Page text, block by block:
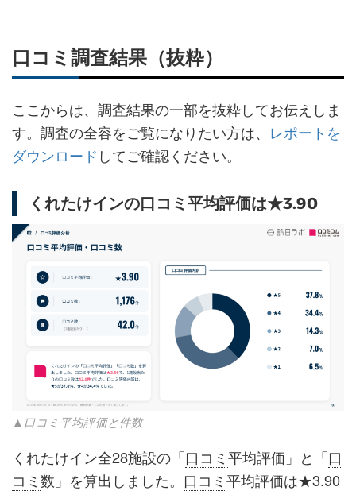
口コミ調査結果（抜粋）
ここからは、調査結果の一部を抜粋してお伝えしま
す。調査の全容をご覧になりたい方は、 レポートを
ダウンロード してご確認ください。
くれたけインの口コミ平均評価は★3.90
▲口コミ平均評価と件数
くれたけイン全28施設の「口コミ 平均評価」と「口
コミ 数」を算出しました。 口コミ 平均評価は★3.90